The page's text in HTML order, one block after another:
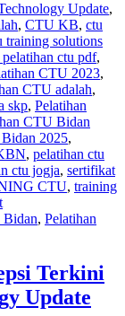
Update,
, CTU KB, ctu
training solutions
pelatihan ctu pdf,
CTU 2023,
CTU adalah,
skp, Pelatihan
CTU Bidan
2025,
, pelatihan ctu
ctu jogja, sertifikat
CTU, training
Bidan, Pelatihan
Terkini
Update